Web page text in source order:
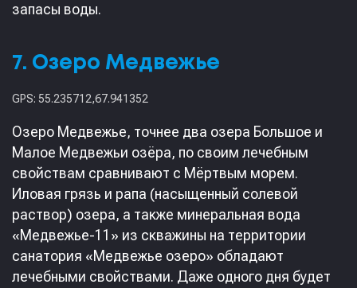
запасы воды.
7. Озеро Медвежье
GPS: 55.235712,67.941352
Озеро Медвежье, точнее два озера Большое и
Малое Медвежьи озёра, по своим лечебным
свойствам сравнивают с Мёртвым морем.
Иловая грязь и рапа (насыщенный солевой
раствор) озера, а также минеральная вода
«Медвежье-11» из скважины на территории
санатория «Медвежье озеро» обладают
лечебными свойствами. Даже одного дня будет